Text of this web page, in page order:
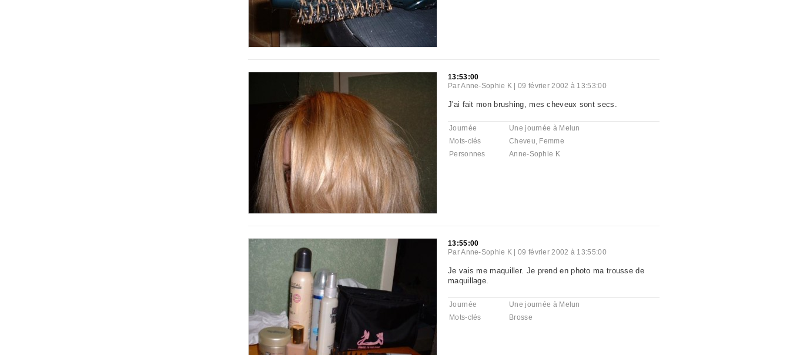
13:53:00
ParAnne-Sophie K |09 février 2002 à 13:53:00
J'ai fait mon brushing, mes cheveux sont secs.
Journée
Une journée à Melun
Mots-clés
Cheveu, Femme
Personnes
Anne-Sophie K
13:55:00
ParAnne-Sophie K |09 février 2002 à 13:55:00
Je vais me maquiller. Je prend en photo ma trousse de
maquillage.
Journée
Une journée à Melun
Mots-clés
Brosse